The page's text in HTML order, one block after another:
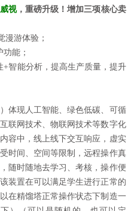
视，重磅升级！增加三项核心卖
漫游体验；
能；
智能分析，提高生产质量，提升
体现人工智能、绿色低碳、可循
联网技术、物联网技术等数字化
容中，线上线下交互响应，虚实
时间、空间等限制，远程操作真
随时随地去学习、考核，操作便
该装置在可以满足学生进行正常的
在精馏塔正常操作状态下制造一